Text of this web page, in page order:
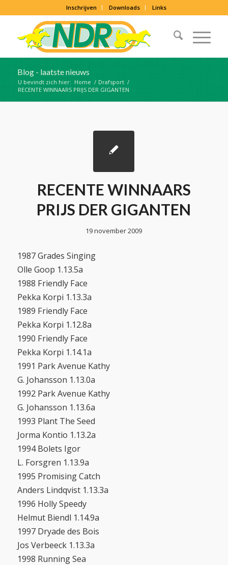
Inschrijven Downloads Links
Blog - laatste nieuws
U bevindt zich hier: Home / Drafsport /
RECENTE WINNAARS PRIJS DER GIGANTEN
RECENTE WINNAARS
PRIJS DER GIGANTEN
19 november 2009
1987 Grades Singing
Olle Goop 1.13.5a
1988 Friendly Face
Pekka Korpi 1.13.3a
1989 Friendly Face
Pekka Korpi 1.12.8a
1990 Friendly Face
Pekka Korpi 1.14.1a
1991 Park Avenue Kathy
G. Johansson 1.13.0a
1992 Park Avenue Kathy
G. Johansson 1.13.6a
1993 Plant The Seed
Jorma Kontio 1.13.2a
1994 Bolets Igor
L. Forsgren 1.13.9a
1995 Promising Catch
Anders Lindqvist 1.13.3a
1996 Holly Speedy
Helmut Biendl 1.14.9a
1997 Dryade des Bois
Jos Verbeeck 1.13.3a
1998 Running Sea